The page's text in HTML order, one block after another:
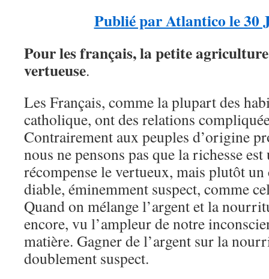
Publié par Atlantico le 30
Pour les français, la petite agriculture
vertueuse.
Les Français, comme la plupart des
catholique, ont des relations
Contrairement aux peuples d’origine
nous ne pensons pas que la richesse
récompense le vertueux, mais plutôt un
diable, éminemment suspect, comme
Quand on mélange l’argent et la
encore, vu l’ampleur de notre
matière. Gagner de l’argent sur la
doublement suspect.